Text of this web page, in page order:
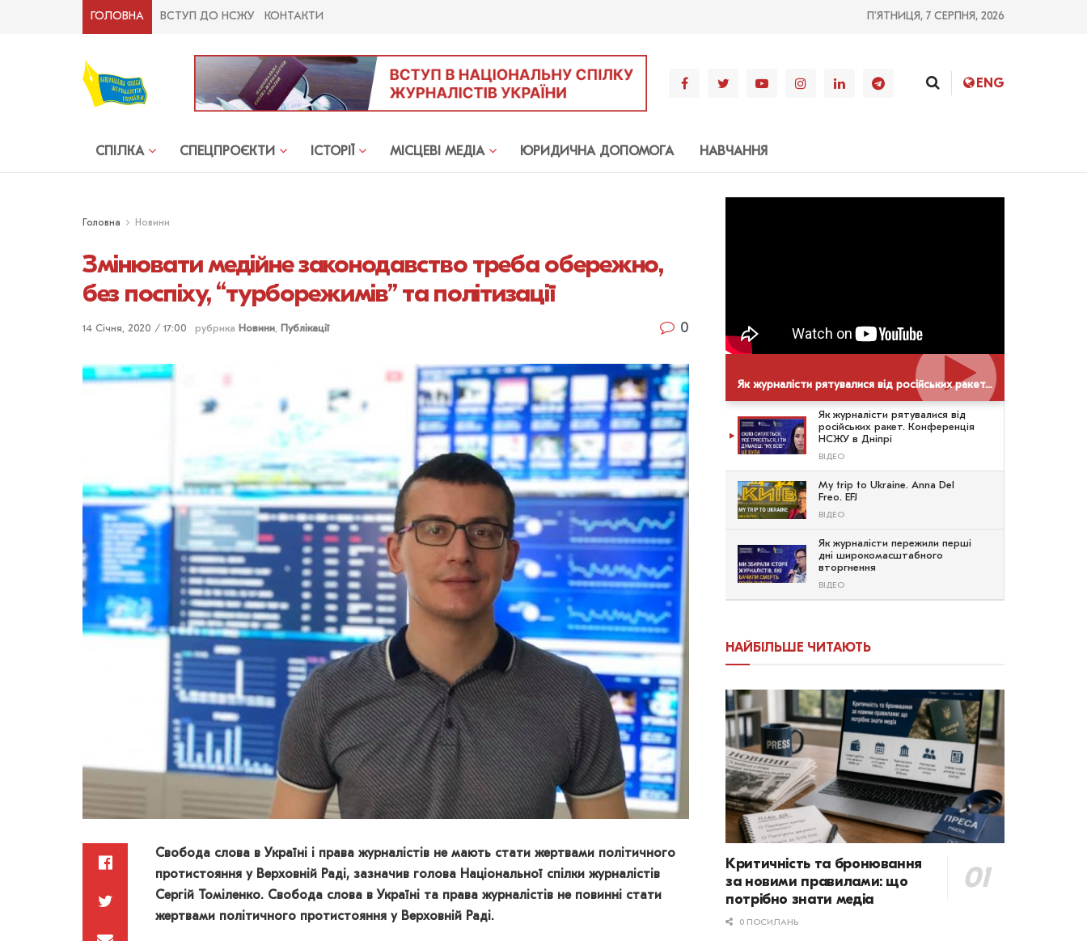
ГОЛОВНА ВСТУП ДО НСЖУ КОНТАКТИ П’ЯТНИЦЯ, 7 СЕРПНЯ, 2026
ENG
СПІЛКА СПЕЦПРОЄКТИ ІСТОРІЇ МIСЦЕВI МЕДIА ЮРИДИЧНА ДОПОМОГА НАВЧАННЯ
Головна Новини
Змінювати медійне законодавство треба обережно,
без поспіху, “турборежимів” та політизації
14 Січня, 2020 / 17:00 рубрика Новини, Публікації 0
Свобода слова в Україні і права журналістів не мають стати жертвами політичного
протистояння у Верховній Раді, зазначив голова Національної спілки журналістів
Сергій Томіленко. Свобода слова в Україні та права журналістів не повинні стати
жертвами політичного протистояння у Верховній Раді.
Як журналісти рятувалися від російських ракет. Конференція НСЖУ в Дніпрі
Як журналісти рятувалися від
російських ракет. Конференція
НСЖУ в Дніпрі
ВІДЕО
My trip to Ukraine. Anna Del
Freo. EFJ
ВІДЕО
Як журналісти пережили перші
дні широкомасштабного
вторгнення
ВІДЕО
НАЙБІЛЬШЕ ЧИТАЮТЬ
Критичність та бронювання
за новими правилами: що
потрібно знати медіа
0 ПОСИЛАНЬ